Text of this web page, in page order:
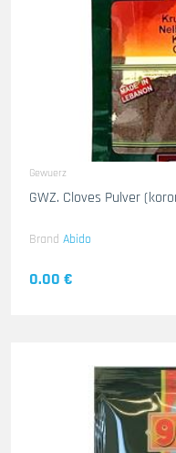
Gewuerz
GWZ. Cloves Pulver
Brand Abido
0.00 €